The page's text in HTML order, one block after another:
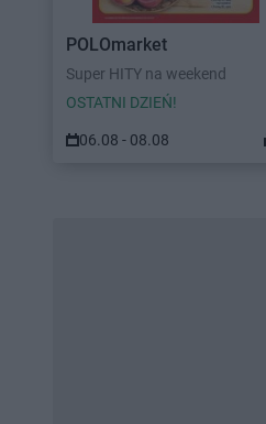
POLOmarket
Super HITY na weekend
OSTATNI DZIEŃ!
06.08 - 08.08